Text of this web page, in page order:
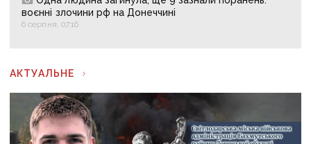
воєнні злочини рф на Донеччині
6 серпня, 07:16
АКТУАЛЬНЕ